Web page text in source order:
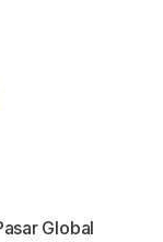
Global